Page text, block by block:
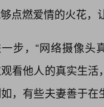
点燃爱情的火花，
步，“网络摄像头
看他人的真实生
，有些夫妻善于